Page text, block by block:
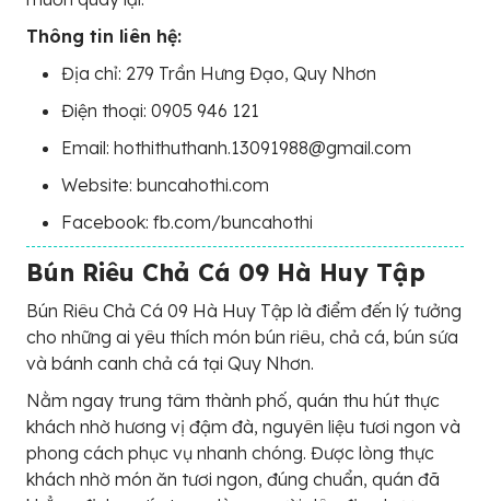
Thông tin liên hệ:
Địa chỉ: 279 Trần Hưng Đạo, Quy Nhơn
Điện thoại: 0905 946 121
Email: hothithuthanh.13091988@gmail.com
Website: buncahothi.com
Facebook: fb.com/buncahothi
Bún Riêu Chả Cá 09 Hà Huy Tập
Bún Riêu Chả Cá 09 Hà Huy Tập là điểm đến lý tưởng
cho những ai yêu thích món bún riêu, chả cá, bún sứa
và bánh canh chả cá tại Quy Nhơn.
Nằm ngay trung tâm thành phố, quán thu hút thực
khách nhờ hương vị đậm đà, nguyên liệu tươi ngon và
phong cách phục vụ nhanh chóng. Được lòng thực
khách nhờ món ăn tươi ngon, đúng chuẩn, quán đã